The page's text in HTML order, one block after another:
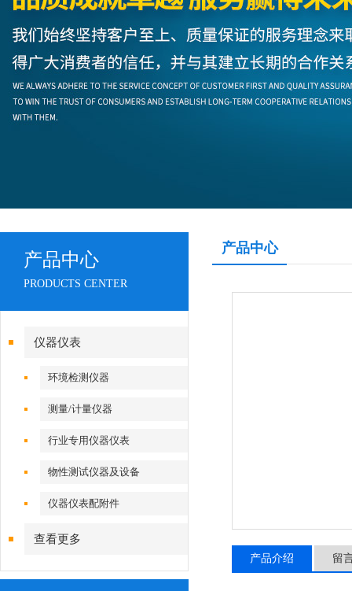
产品中心
PRODUCTS CENTER
仪器仪表
环境检测仪器
测量/计量仪器
行业专用仪器仪表
物性测试仪器及设备
仪器仪表配附件
查看更多
产品中心
产品介绍 留